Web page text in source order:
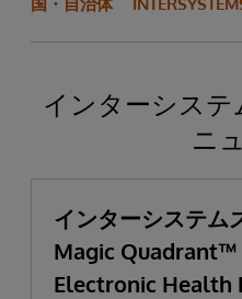
インターシス
ニ
インターシステ
Magic
Electronic Health